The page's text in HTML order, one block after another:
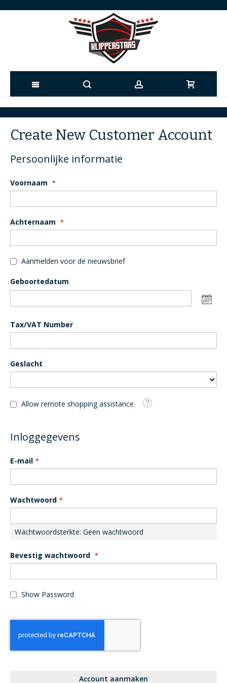
Ga
de
inhoud
Create New Customer Account
Persoonlijke informatie
Voornaam
Achternaam
Aanmelden voor de nieuwsbrief
Geboortedatum
Tax/VAT Number
Geslacht
Allow remote shopping assistance Tooltip
Inloggegevens
E-mail
Wachtwoord
Wachtwoordsterkte: Geen wachtwoord
Bevestig wachtwoord
Show Password
Account aanmaken